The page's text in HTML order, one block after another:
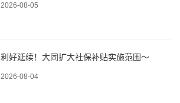
2026-08-05
利好延续！大同扩大社保补贴实施范围～
2026-08-04